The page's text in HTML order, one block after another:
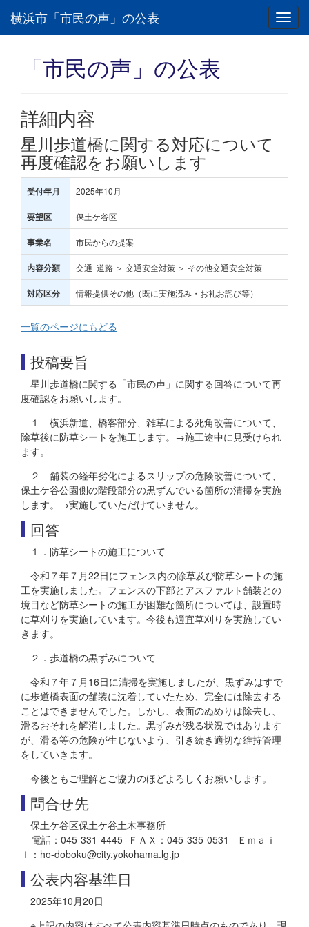
横浜市「市民の声」の公表
「市民の声」の公表
詳細内容
星川歩道橋に関する対応について
再度確認をお願いします
受付年月 2025年10月
要望区 保土ケ谷区
事業名 市民からの提案
内容分類 交通･道路 ＞ 交通安全対策 ＞ その他交通安全対策
対応区分 情報提供その他（既に実施済み・お礼お詫び等）
一覧のページにもどる
投稿要旨
星川歩道橋に関する「市民の声」に関する回答について再
度確認をお願いします。
１ 横浜新道、橋客部分、雑草による死角改善について、
除草後に防草シートを施工します。→施工途中に見受けられ
ます。
２ 舗装の経年劣化によるスリップの危険改善について、
保土ケ谷公園側の階段部分の黒ずんでいる箇所の清掃を実施
します。→実施していただけていません。
回答
１．防草シートの施工について
令和７年７月22日にフェンス内の除草及び防草シートの施
工を実施しました。フェンスの下部とアスファルト舗装との
境目など防草シートの施工が困難な箇所については、設置時
に草刈りを実施しています。今後も適宜草刈りを実施してい
きます。
２．歩道橋の黒ずみについて
令和７年７月16日に清掃を実施しましたが、黒ずみはすで
に歩道橋表面の舗装に沈着していたため、完全には除去する
ことはできませんでした。しかし、表面のぬめりは除去し、
滑るおそれを解消しました。黒ずみが残る状況ではあります
が、滑る等の危険が生じないよう、引き続き適切な維持管理
をしていきます。
今後ともご理解とご協力のほどよろしくお願いします。
問合せ先
保土ケ谷区保土ケ谷土木事務所
電話：045-331-4445 ＦＡＸ：045-335-0531 Ｅｍａｉ
ｌ：ho-doboku@city.yokohama.lg.jp
公表内容基準日
2025年10月20日